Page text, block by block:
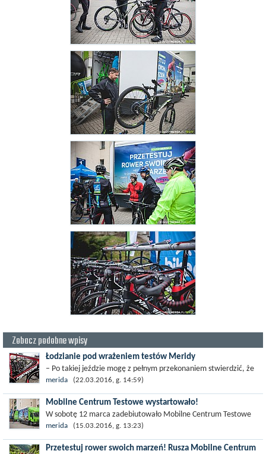
Zobacz podobne wpisy
Łodzianie pod wrażeniem testów Meridy
– Po takiej jeździe mogę z pełnym przekonaniem stwierdzić, że
dobry rower robi różnicę – powiedziała Marta Romanowska,
jedna z uczestniczek...
merida (22.03.2016, g. 14:59)
Mobilne Centrum Testowe wystartowało!
W sobotę 12 marca zadebiutowało Mobilne Centrum Testowe
Meridy. Ciężarówka, którą wypełniło ponad 30 rowerów z
najwyższej półki, zawitała na...
merida (15.03.2016, g. 13:23)
Przetestuj rower swoich marzeń! Rusza Mobilne Centrum